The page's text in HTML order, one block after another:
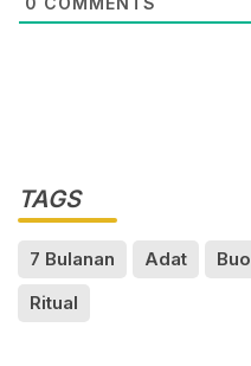
TAGS
7 Bulanan Adat
Ritual